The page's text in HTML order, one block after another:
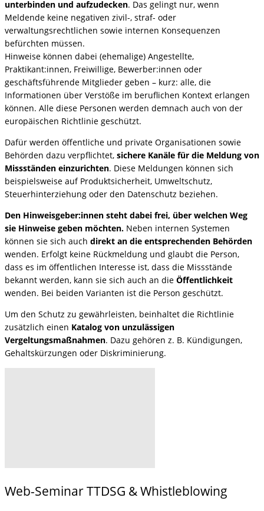
unterbinden und aufzudecken. Das gelingt nur, wenn
Meldende keine negativen zivil-, straf- oder
verwaltungsrechtlichen sowie internen Konsequenzen
befürchten müssen.
Hinweise können dabei (ehemalige) Angestellte,
Praktikant:innen, Freiwillige, Bewerber:innen oder
geschäftsführende Mitglieder geben – kurz: alle, die
Informationen über Verstöße im beruflichen Kontext erlangen
können. Alle diese Personen werden demnach auch von der
europäischen Richtlinie geschützt.
Dafür werden öffentliche und private Organisationen sowie
Behörden dazu verpflichtet, sichere Kanäle für die Meldung von
Missständen einzurichten. Diese Meldungen können sich
beispielsweise auf Produktsicherheit, Umweltschutz,
Steuerhinterziehung oder den Datenschutz beziehen.
Den Hinweisgeber:innen steht dabei frei, über welchen Weg
sie Hinweise geben möchten. Neben internen Systemen
können sie sich auch direkt an die entsprechenden Behörden
wenden. Erfolgt keine Rückmeldung und glaubt die Person,
dass es im öffentlichen Interesse ist, dass die Missstände
bekannt werden, kann sie sich auch an die Öffentlichkeit
wenden. Bei beiden Varianten ist die Person geschützt.
Um den Schutz zu gewährleisten, beinhaltet die Richtlinie
zusätzlich einen Katalog von unzulässigen
Vergeltungsmaßnahmen. Dazu gehören z. B. Kündigungen,
Gehaltskürzungen oder Diskriminierung.
Web-Seminar TTDSG & Whistleblowing